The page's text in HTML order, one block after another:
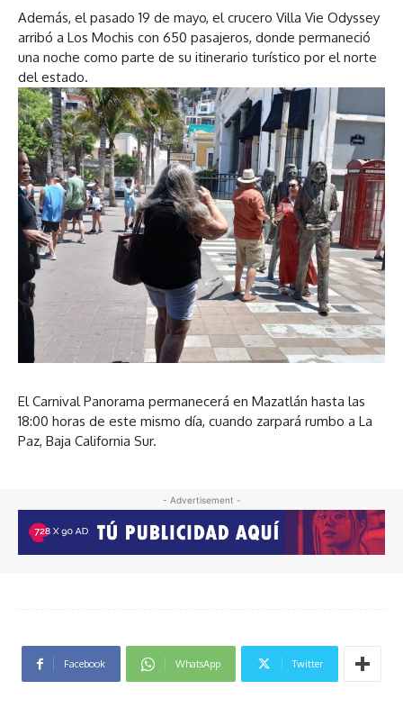
Además, el pasado 19 de mayo, el crucero Villa Vie Odyssey
arribó a Los Mochis con 650 pasajeros, donde permaneció
una noche como parte de su itinerario turístico por el norte
del estado.
El Carnival Panorama permanecerá en Mazatlán hasta las
18:00 horas de este mismo día, cuando zarpará rumbo a La
Paz, Baja California Sur.
- Advertisement -
Facebook WhatsApp Twitter